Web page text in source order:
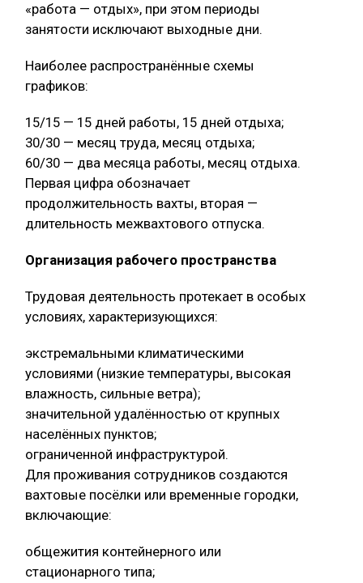
«работа — отдых», при этом периоды
занятости исключают выходные дни.
Наиболее распространённые схемы
графиков:
15/15 — 15 дней работы, 15 дней отдыха;
30/30 — месяц труда, месяц отдыха;
60/30 — два месяца работы, месяц отдыха.
Первая цифра обозначает
продолжительность вахты, вторая —
длительность межвахтового отпуска.
Организация рабочего пространства
Трудовая деятельность протекает в особых
условиях, характеризующихся:
экстремальными климатическими
условиями (низкие температуры, высокая
влажность, сильные ветра);
значительной удалённостью от крупных
населённых пунктов;
ограниченной инфраструктурой.
Для проживания сотрудников создаются
вахтовые посёлки или временные городки,
включающие:
общежития контейнерного или
стационарного типа;